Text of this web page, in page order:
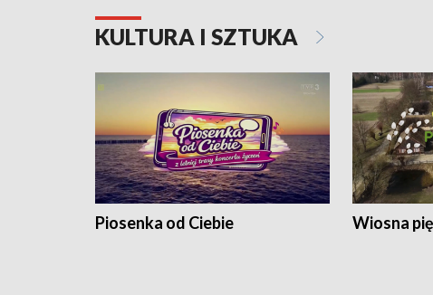
KULTURA I SZTUKA
Piosenka od Ciebie Wiosna